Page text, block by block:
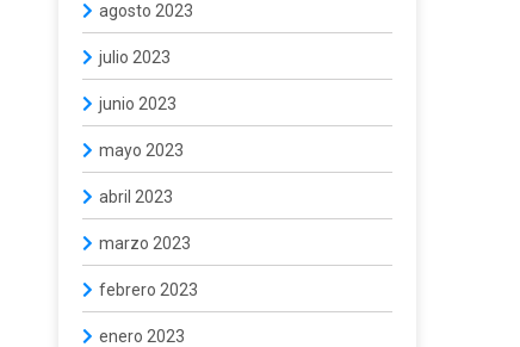
agosto 2023
julio 2023
junio 2023
mayo 2023
abril 2023
marzo 2023
febrero 2023
enero 2023